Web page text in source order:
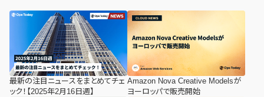
最新の注目ニュースをまとめてチェ
ック！【2025年2月16日週】
Amazon Nova Creative Modelsが
ヨーロッパで販売開始